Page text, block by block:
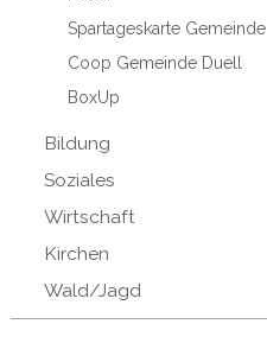
Spartageskarte Gemeinde
Coop Gemeinde Duell
BoxUp
Bildung
Soziales
Wirtschaft
Kirchen
Wald/Jagd